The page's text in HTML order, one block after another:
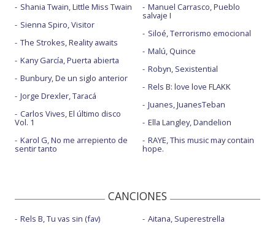
Shania Twain, Little Miss Twain
Sienna Spiro, Visitor
The Strokes, Reality awaits
Kany García, Puerta abierta
Bunbury, De un siglo anterior
Jorge Drexler, Taracá
Carlos Vives, El último disco
Vol. 1
Karol G, No me arrepiento de
sentir tanto
Manuel Carrasco, Pueblo
salvaje I
Siloé, Terrorismo emocional
Malú, Quince
Robyn, Sexistential
Rels B: love love FLAKK
Juanes, JuanesTeban
Ella Langley, Dandelion
RAYE, This music may contain
hope.
CANCIONES
Rels B, Tu vas sin (fav) Aitana, Superestrella